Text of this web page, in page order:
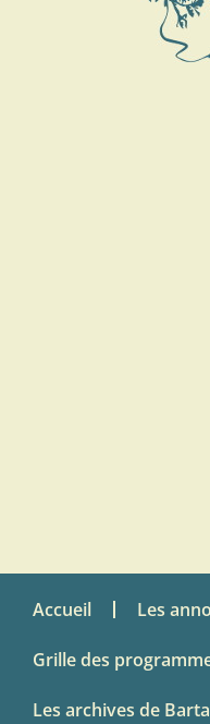
Accueil Les
Grille des
Les archives de